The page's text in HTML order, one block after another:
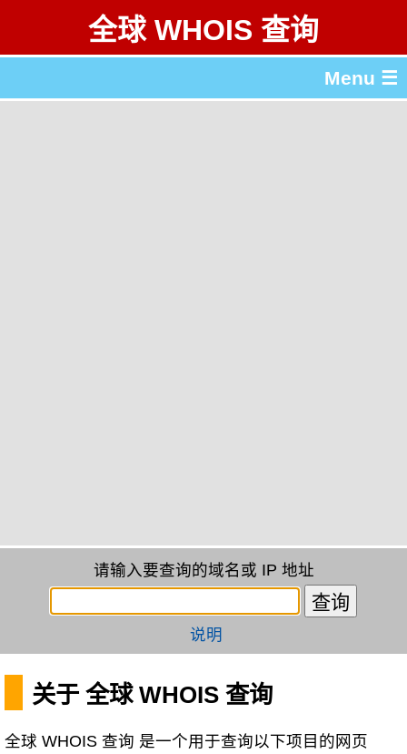
全球 WHOIS 查询
Menu ☰
请输入要查询的域名或 IP 地址
说明
关于 全球 WHOIS 查询
全球 WHOIS 查询 是一个用于查询以下项目的网页